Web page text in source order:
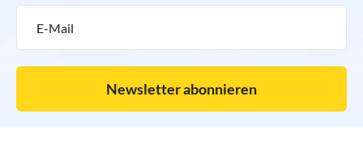
Newsletter abonnieren